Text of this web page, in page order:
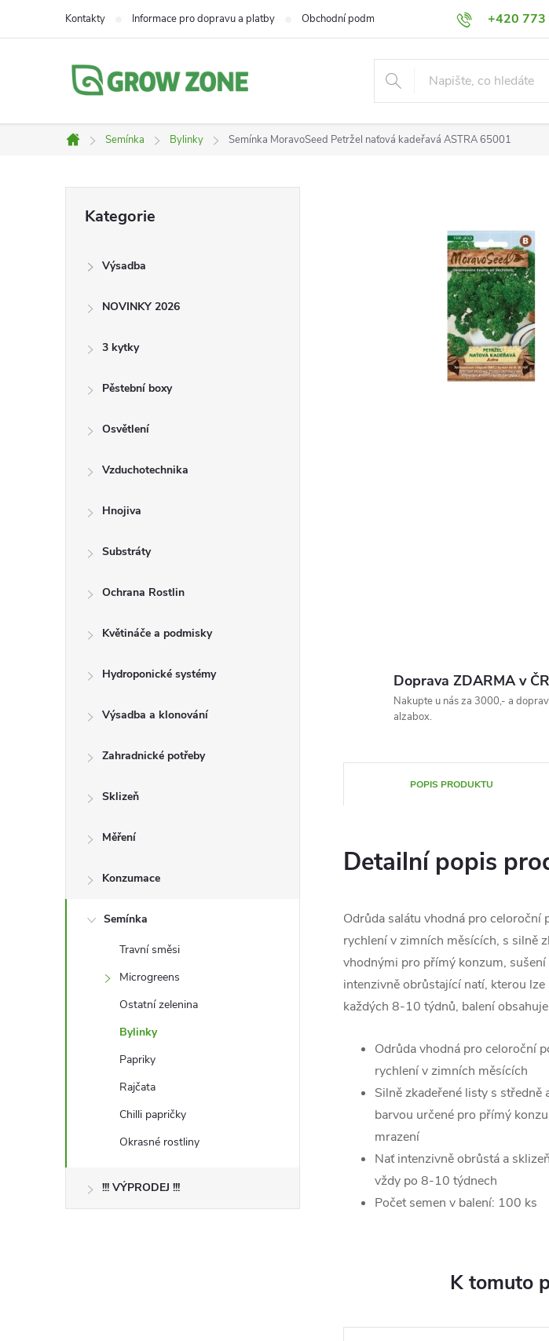
+420
Kontakty Informace pro dopravu a platby Obchodní podmínky Výměna a Vrácení
Domů
Semínka Bylinky Semínka MoravoSeed Petržel naťová kadeřavá ASTRA 65001
kategorie
Kategorie
Výsadba
NOVINKY 2026
3 kytky
Pěstební boxy
Osvětlení
Vzduchotechnika
Hnojiva
Substráty
Ochrana Rostlin
Květináče a podmisky
Hydroponické systémy
Výsadba a klonování
Zahradnické potřeby
Sklizeň
Měření
Konzumace
Semínka
Travní směsi
Microgreens
Ostatní zelenina
Bylinky
Papriky
Rajčata
Chilli papričky
Okrasné rostliny
!!! VÝPRODEJ !!!
Doprava ZDARMA v
Nakupte u nás za 3000,- a
alzabox.
POPIS PRODUKTU
Detailní popis
Odrůda salátu vhodná pro celoroční
rychlení v zimních měsících, s silně
vhodnými pro přímý konzum, sušení
intenzivně obrůstající natí, kterou
každých 8-10 týdnů, balení
Odrůda vhodná pro celoroční
rychlení v zimních měsících
Silně zkadeřené listy s středně
barvou určené pro přímý
mrazení
Nať intenzivně obrůstá a
vždy po 8-10 týdnech
Počet semen v balení: 100 ks
K tomuto